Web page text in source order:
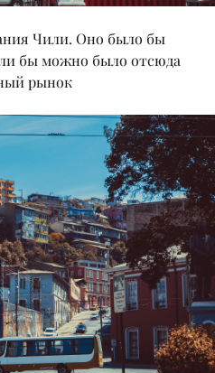
Чили. Оно было бы
бы можно было отсюда
рынок